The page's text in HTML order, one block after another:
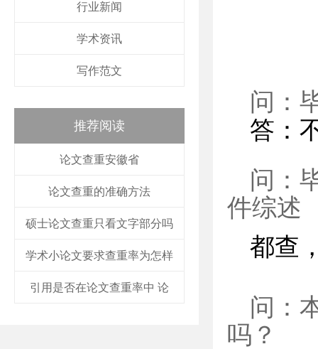
行业新闻
学术资讯
写作范文
推荐阅读
论文查重安徽省
论文查重的准确方法
硕士论文查重只看文字部分吗
学术小论文要求查重率为怎样
引用是否在论文查重率中 论
问：
答：
问：
件综述
都查
问：
吗？